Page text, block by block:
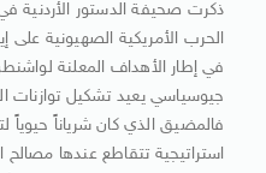
ذكرت صحيفة الدستور الأردنية
الحرب الأمريكية الصهيونية
في إطار الأهداف المعلنة
جيوسياسي يعيد تشكيل توازنات
فالمضيق الذي كان شرياناً حيوياً
استراتيجية تتقاطع عندها